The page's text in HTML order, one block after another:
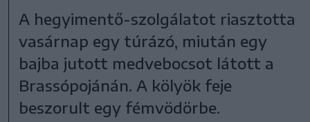
A hegyimentő-szolgálatot riasztotta
vasárnap egy túrázó, miután egy
bajba jutott medvebocsot látott a
Brassópojánán. A kölyök feje
beszorult egy fémvödörbe.